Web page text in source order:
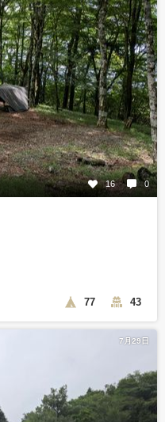
16 0
77 43
7月29日